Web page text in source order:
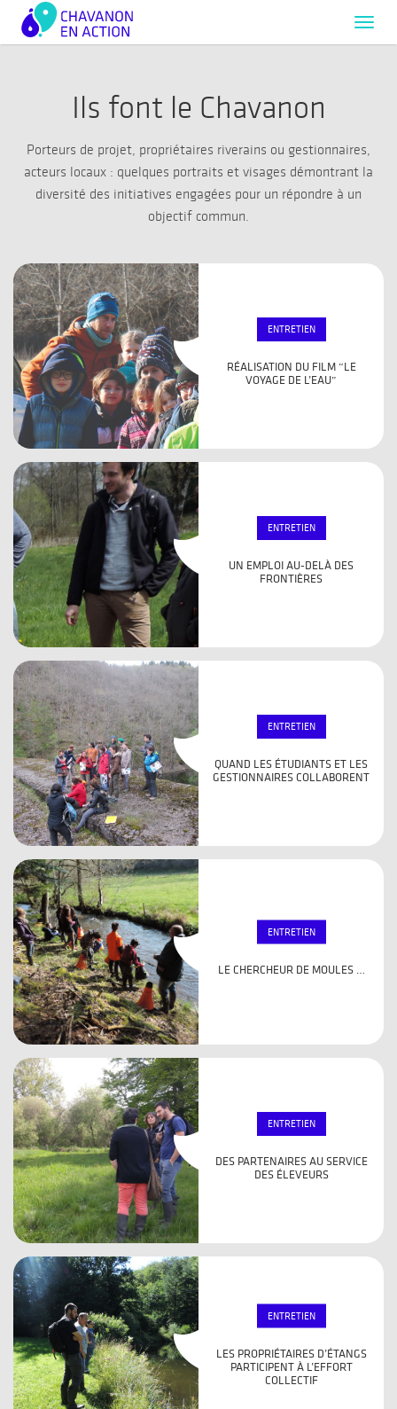
Ils font le Chavanon
Porteurs de projet, propriétaires riverains ou gestionnaires,
acteurs locaux : quelques portraits et visages démontrant la
diversité des initiatives engagées pour un répondre à un
objectif commun.
ENTRETIEN
RÉALISATION DU FILM “LE
VOYAGE DE L’EAU”
ENTRETIEN
UN EMPLOI AU-DELÀ DES
FRONTIÈRES
ENTRETIEN
QUAND LES ÉTUDIANTS ET LES
GESTIONNAIRES COLLABORENT
ENTRETIEN
LE CHERCHEUR DE MOULES …
ENTRETIEN
DES PARTENAIRES AU SERVICE
DES ÉLEVEURS
ENTRETIEN
LES PROPRIÉTAIRES D’ÉTANGS
PARTICIPENT À L’EFFORT
COLLECTIF